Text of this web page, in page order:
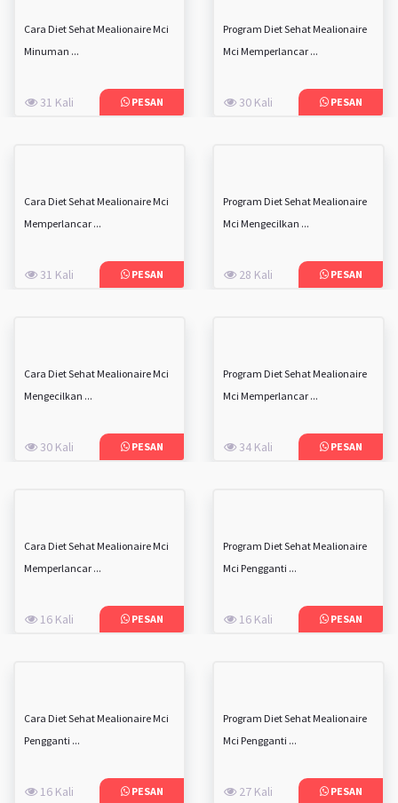
Cara Diet Sehat Mealionaire Mci
Minuman ...
31 Kali PESAN
Program Diet Sehat Mealionaire
Mci Memperlancar ...
30 Kali PESAN
Cara Diet Sehat Mealionaire Mci
Memperlancar ...
31 Kali PESAN
Program Diet Sehat Mealionaire
Mci Mengecilkan ...
28 Kali PESAN
Cara Diet Sehat Mealionaire Mci
Mengecilkan ...
30 Kali PESAN
Program Diet Sehat Mealionaire
Mci Memperlancar ...
34 Kali PESAN
Cara Diet Sehat Mealionaire Mci
Memperlancar ...
16 Kali PESAN
Program Diet Sehat Mealionaire
Mci Pengganti ...
16 Kali PESAN
Cara Diet Sehat Mealionaire Mci
Pengganti ...
16 Kali PESAN
Program Diet Sehat Mealionaire
Mci Pengganti ...
27 Kali PESAN